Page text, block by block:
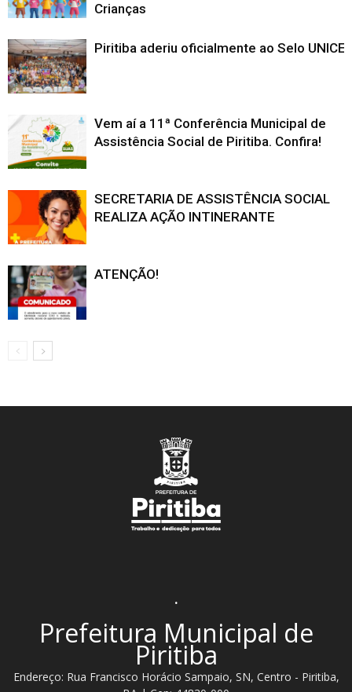
Crianças
Piritiba aderiu oficialmente ao Selo UNICEF
Vem aí a 11ª Conferência Municipal de
Assistência Social de Piritiba. Confira!
SECRETARIA DE ASSISTÊNCIA SOCIAL
REALIZA AÇÃO INTINERANTE
ATENÇÃO!
.
Prefeitura Municipal de
Piritiba
Endereço: Rua Francisco Horácio Sampaio, SN, Centro - Piritiba,